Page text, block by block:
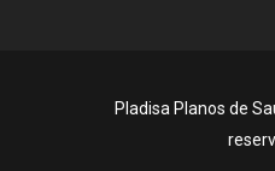
Pladisa Planos de